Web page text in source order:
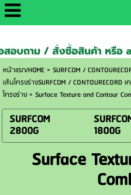
http://www.daisaemetrology.co.th/
หน้าแรก/HOME> SURFCOM /
เส้นโครงร่างSURFCOM /
โครงร่าง> Surface Texture and Contour
SURFCOM
2800G 1800G
Surface